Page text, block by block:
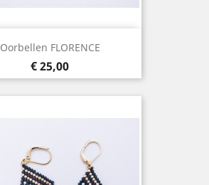
Oorbellen FLORENCE
Prijs
€ 25,00